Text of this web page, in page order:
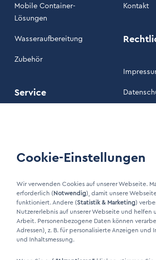
Mobile Container-
Lösungen
Wasseraufbereitung
Zubehör
Service
Kontakt
LinkIn
Xing
Cookie-Einstellungen
Wir verwenden Cookies auf unserer Webseite.
erforderlich (Notwendig), damit unsere
funktioniert. Andere (Statistik & Marketing)
Nutzererlebnis auf unserer Webseite und helfen
Arbeit. Personenbezogene Daten können
Adressen), z. B. für personalisierte Anzeigen und
und Inhaltsmessung.